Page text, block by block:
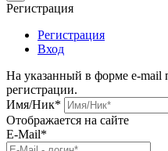
Регистрация
Регистрация
Вход
На указанный в форме e-mail
регистрации.
Имя/Ник*
Отображается на сайте
E-Mail*